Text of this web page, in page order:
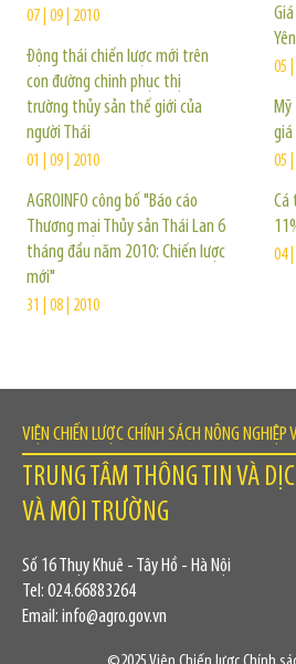
07 | 09 | 2010
Động thái chiến lược mới trên
con đường chinh phục thị
trường thủy sản thế giới của
người Thái
01 | 09 | 2010
AGROINFO công bố "Báo cáo
Thương mại Thủy sản Thái Lan 6
tháng đầu năm 2010: Chiến lược
mới"
31 | 08 | 2010
Yên
05
05
Cá
04
VIỆN CHIẾN LƯỢC CHÍNH SÁCH NÔNG NGHIỆP
TRUNG TÂM THÔNG TIN VÀ
VÀ MÔI TRƯỜNG
Số 16 Thụy Khuê - Tây Hồ - Hà Nội
Tel: 024.66883264
Email: info@agro.gov.vn